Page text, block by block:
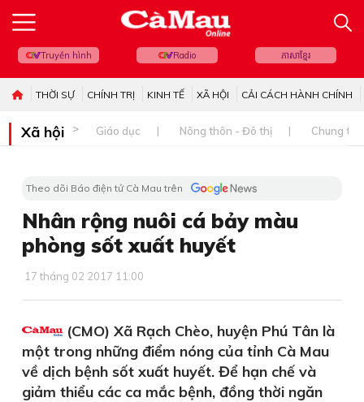
Truyền hình Radio ភាសាខ្មែរ
THỜI SỰ CHÍNH TRỊ KINH TẾ XÃ HỘI CẢI CÁCH HÀNH CHÍNH
Xã hội Giáo dục Nông thôn - Đô thị Chung
Theo dõi Báo điện tử Cà Mau trên
Nhân rộng nuôi cá bảy màu
phòng sốt xuất huyết
17 tháng 02 2017 11:00
(CMO) Xã Rạch Chèo, huyện Phú Tân là
một trong những điểm nóng của tỉnh Cà Mau
về dịch bệnh sốt xuất huyết. Để hạn chế và
giảm thiểu các ca mắc bệnh, đồng thời ngăn